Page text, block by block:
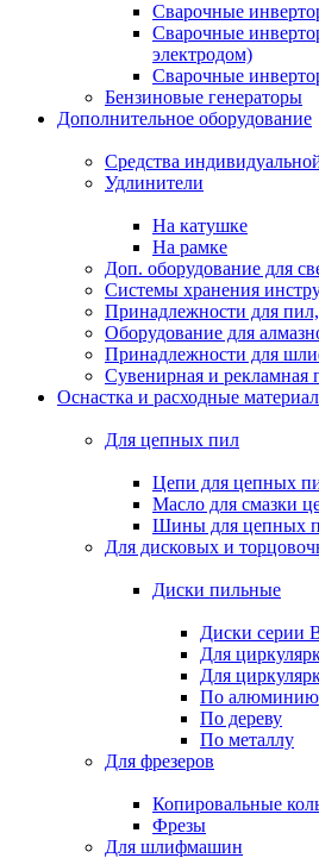
Сварочные
Сварочные
электродом)
Сварочные
Бензиновые генераторы
Дополнительное оборудование
Средства
Удлинители
На катушке
На рамке
Доп. оборудование для
Системы хранения
Принадлежности для пил,
Оборудование для
Принадлежности для
Сувенирная и рекламная
Оснастка и расходные
Для цепных пил
Цепи для цепных
Масло для смазки
Шины для цепных
Для дисковых и
Диски пильные
Диски серии
Для
Для
По алюминию
По дереву
По металлу
Для фрезеров
Копировальные
Фрезы
Для шлифмашин